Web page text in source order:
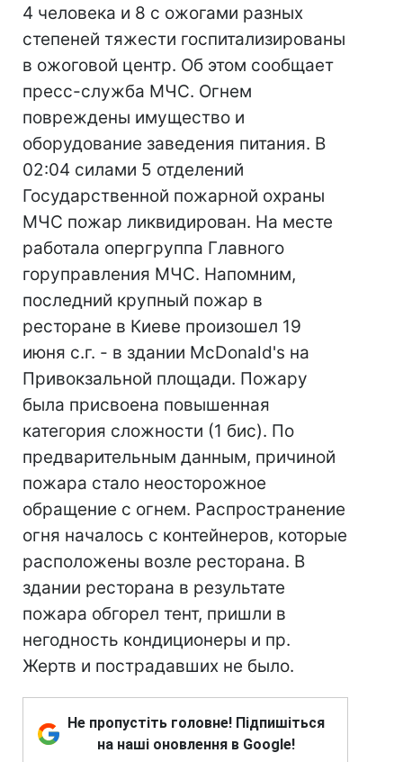
4 человека и 8 с ожогами разных
степеней тяжести госпитализированы
в ожоговой центр. Об этом сообщает
пресс-служба МЧС. Огнем
повреждены имущество и
оборудование заведения питания. В
02:04 силами 5 отделений
Государственной пожарной охраны
МЧС пожар ликвидирован. На месте
работала опергруппа Главного
горуправления МЧС. Напомним,
последний крупный пожар в
ресторане в Киеве произошел 19
июня с.г. - в здании McDonald's на
Привокзальной площади. Пожару
была присвоена повышенная
категория сложности (1 бис). По
предварительным данным, причиной
пожара стало неосторожное
обращение с огнем. Распространение
огня началось с контейнеров, которые
расположены возле ресторана. В
здании ресторана в результате
пожара обгорел тент, пришли в
негодность кондиционеры и пр.
Жертв и пострадавших не было.
Не пропустіть головне! Підпишіться
на наші оновлення в Google!